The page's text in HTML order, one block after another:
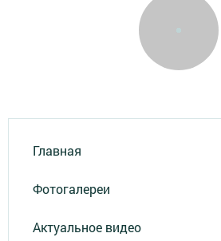
Главная
Фотогалереи
Актуальное видео